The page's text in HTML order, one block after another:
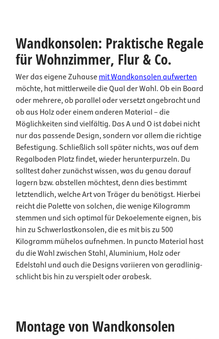
Wandkonsolen: Praktische Regale
für Wohnzimmer, Flur & Co.
Wer das eigene Zuhausemit Wandkonsolen aufwerten
möchte, hat mittlerweile die Qual der Wahl. Ob ein Board
oder mehrere, ob parallel oder versetzt angebracht und
ob aus Holz oder einem anderen Material – die
Möglichkeiten sind vielfältig. Das A und O ist dabei nicht
nur das passende Design, sondern vor allem die richtige
Befestigung. Schließlich soll später nichts, was auf dem
Regalboden Platz findet, wieder herunterpurzeln. Du
solltest daher zunächst wissen, was du genau darauf
lagern bzw. abstellen möchtest, denn dies bestimmt
letztendlich, welche Art von Träger du benötigst. Hierbei
reicht die Palette von solchen, die wenige Kilogramm
stemmen und sich optimal für Dekoelemente eignen, bis
hin zu Schwerlastkonsolen, die es mit bis zu 500
Kilogramm mühelos aufnehmen. In puncto Material hast
du die Wahl zwischen Stahl, Aluminium, Holz oder
Edelstahl und auch die Designs variieren von geradlinig-
schlicht bis hin zu verspielt oder arabesk.
Montage von Wandkonsolen